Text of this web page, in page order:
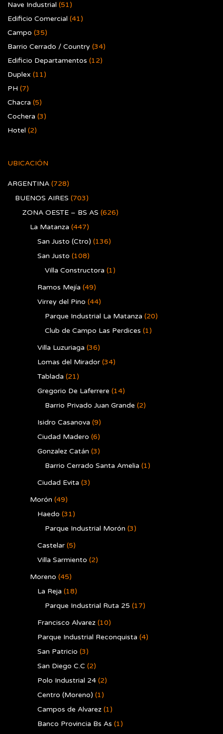
Nave Industrial (51)
Edificio Comercial (41)
Campo (35)
Barrio Cerrado / Country (34)
Edificio Departamentos (12)
Duplex (11)
PH (7)
Chacra (5)
Cochera (3)
Hotel (2)
UBICACIÓN
ARGENTINA (728)
BUENOS AIRES (703)
ZONA OESTE – BS AS (626)
La Matanza (447)
San Justo (Ctro) (136)
San Justo (108)
Villa Constructora (1)
Ramos Mejía (49)
Virrey del Pino (44)
Parque Industrial La Matanza (20)
Club de Campo Las Perdices (1)
Villa Luzuriaga (36)
Lomas del Mirador (34)
Tablada (21)
Gregorio De Laferrere (14)
Barrio Privado Juan Grande (2)
Isidro Casanova (9)
Ciudad Madero (6)
Gonzalez Catán (3)
Barrio Cerrado Santa Amelia (1)
Ciudad Evita (3)
Morón (49)
Haedo (31)
Parque Industrial Morón (3)
Castelar (5)
Villa Sarmiento (2)
Moreno (45)
La Reja (18)
Parque Industrial Ruta 25 (17)
Francisco Alvarez (10)
Parque Industrial Reconquista (4)
San Patricio (3)
San Diego C.C (2)
Polo Industrial 24 (2)
Centro (Moreno) (1)
Campos de Alvarez (1)
Banco Provincia Bs As (1)